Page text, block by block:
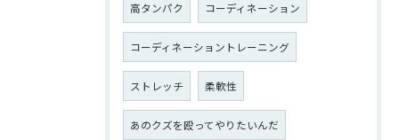
高タンパク コーディネーション
コーディネーショントレーニング
ストレッチ 柔軟性
あのクズを殴ってやりたいんだ